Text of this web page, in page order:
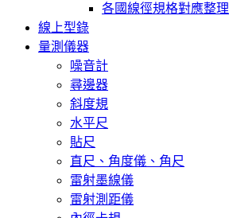
各國線徑規格對應整理
線上型錄
量測儀器
噪音計
尋邊器
斜度規
水平尺
貼尺
直尺、角度儀、角尺
雷射墨線儀
雷射測距儀